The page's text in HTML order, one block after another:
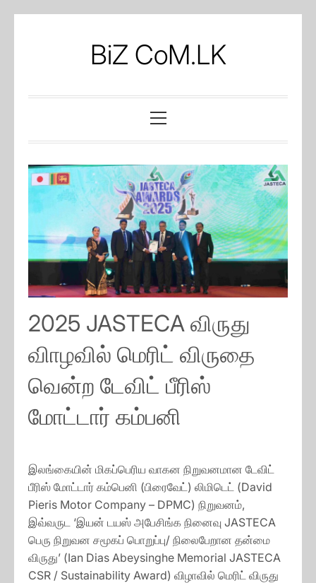
BiZ CoM.LK
Menu
2025 JASTECA விருது
விாழவில் மெரிட் விருதை
வென்ற டேவிட் பீரிஸ்
மோட்டார் கம்பனி
இலங்கையின் மிகப்பெரிய வாகன நிறுவனமான டேவிட்
பீரிஸ் மோட்டார் கம்பெனி (பிரைவேட்) லிமிடெட் (David
Pieris Motor Company – DPMC) நிறுவனம்,
இவ்வருட ‘இயன் டயஸ் அபேசிங்க நினைவு JASTECA
பெரு நிறுவன சமூகப் பொறுப்பு/ நிலைபேறான தன்மை
விருது’ (Ian Dias Abeysinghe Memorial JASTECA
CSR / Sustainability Award) விழாவில் மெரிட் விருது